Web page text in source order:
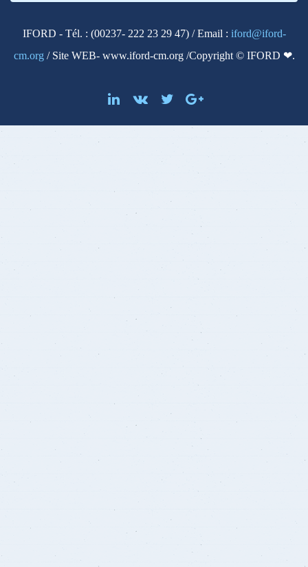
IFORD - Tél. : (00237- 222 23 29 47) / Email : iford@iford-
cm.org / Site WEB- www.iford-cm.org /Copyright © IFORD ❤.